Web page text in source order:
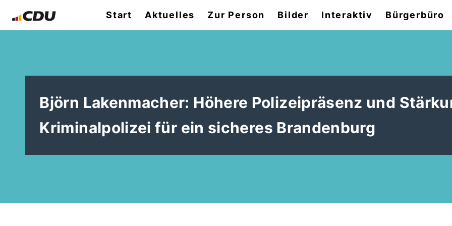
Start Aktuelles Zur Person Bilder Interaktiv Bürgerbüro
Björn Lakenmacher: Höhere Polizeipräsenz und
Kriminalpolizei für ein sicheres Brandenburg